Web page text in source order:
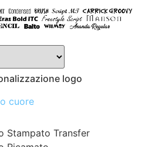
logo
cuore
Stampato Transfer